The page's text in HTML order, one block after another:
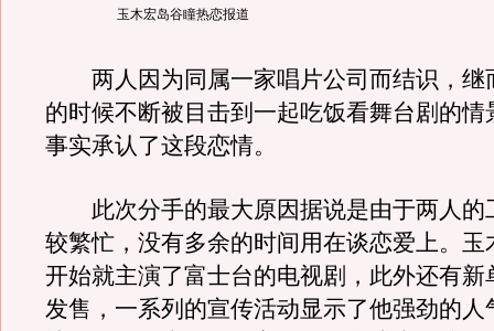
玉木宏岛谷瞳热恋报道
两人因为同属一家唱片公司而结识，继
的时候不断被目击到一起吃饭看舞台剧的情
事实承认了这段恋情。
此次分手的最大原因据说是由于两人的
较繁忙，没有多余的时间用在谈恋爱上。玉
开始就主演了富士台的电视剧，此外还有新
发售，一系列的宣传活动显示了他强劲的人